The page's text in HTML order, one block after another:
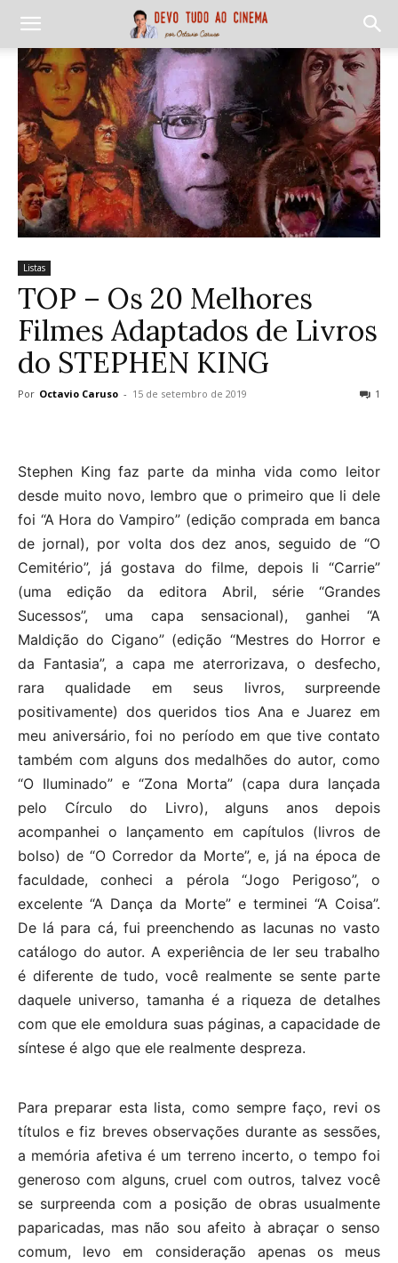
Listas
TOP – Os 20 Melhores
Filmes Adaptados de Livros
do STEPHEN KING
Por Octavio Caruso - 15 de setembro de 2019 1
Stephen King faz parte da minha vida como leitor
desde muito novo, lembro que o primeiro que li dele
foi “A Hora do Vampiro” (edição comprada em banca
de jornal), por volta dos dez anos, seguido de “O
Cemitério”, já gostava do filme, depois li “Carrie”
(uma edição da editora Abril, série “Grandes
Sucessos”, uma capa sensacional), ganhei “A
Maldição do Cigano” (edição “Mestres do Horror e
da Fantasia”, a capa me aterrorizava, o desfecho,
rara qualidade em seus livros, surpreende
positivamente) dos queridos tios Ana e Juarez em
meu aniversário, foi no período em que tive contato
também com alguns dos medalhões do autor, como
“O Iluminado” e “Zona Morta” (capa dura lançada
pelo Círculo do Livro), alguns anos depois
acompanhei o lançamento em capítulos (livros de
bolso) de “O Corredor da Morte”, e, já na época de
faculdade, conheci a pérola “Jogo Perigoso”, o
excelente “A Dança da Morte” e terminei “A Coisa”.
De lá para cá, fui preenchendo as lacunas no vasto
catálogo do autor. A experiência de ler seu trabalho
é diferente de tudo, você realmente se sente parte
daquele universo, tamanha é a riqueza de detalhes
com que ele emoldura suas páginas, a capacidade de
síntese é algo que ele realmente despreza.
Para preparar esta lista, como sempre faço, revi os
títulos e fiz breves observações durante as sessões,
a memória afetiva é um terreno incerto, o tempo foi
generoso com alguns, cruel com outros, talvez você
se surpreenda com a posição de obras usualmente
paparicadas, mas não sou afeito à abraçar o senso
comum, levo em consideração apenas os meus